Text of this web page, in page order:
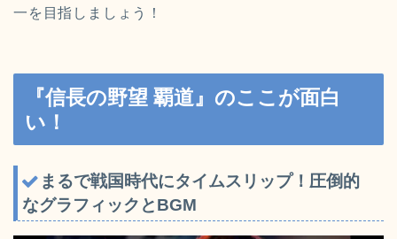
一を目指しましょう！
『信長の野望 覇道』のここが面白
い！
まるで戦国時代にタイムスリップ！圧倒的
なグラフィックとBGM